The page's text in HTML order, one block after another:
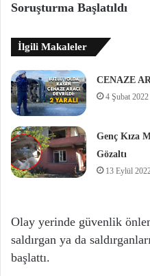
Soruşturma Başlatıldı
İlgili Makaleler
CENAZE
4 Şubat 2022
Genç Kıza
Gözaltı
13 Eylül
Olay yerinde güvenlik
saldırgan ya da
başlattı.